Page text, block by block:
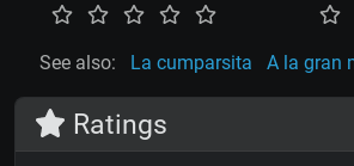
See also: La cumparsita A la gran
Ratings